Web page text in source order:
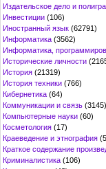
Издательское дело и
Инвестиции (106)
Иностранный язык (62791)
Информатика (3562)
Информатика,
Исторические личности
История (21319)
История техники (766)
Кибернетика (64)
Коммуникации и связь (3145)
Компьютерные науки (60)
Косметология (17)
Краеведение и этнография
Краткое содержание
Криминалистика (106)